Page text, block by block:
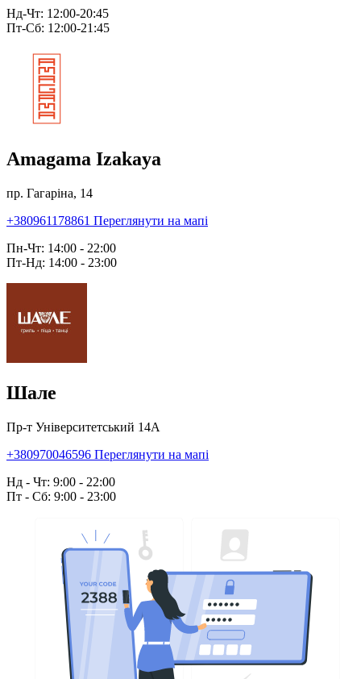
Нд-Чт: 12:00-20:45
Пт-Сб: 12:00-21:45
Amagama Izakaya
пр. Гагаріна, 14
+380961178861 Переглянути на мапі
Пн-Чт: 14:00 - 22:00
Пт-Нд: 14:00 - 23:00
Шале
Пр-т Університетський 14А
+380970046596 Переглянути на мапі
Нд - Чт: 9:00 - 22:00
Пт - Сб: 9:00 - 23:00